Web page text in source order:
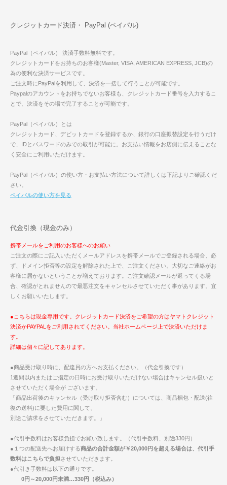
クレジットカード決済・ PayPal (ペイパル)
PayPal（ペイパル） 決済手数料無料です。
クレジットカードをお持ちのお客様(Master, VISA, AMERICAN EXPRESS, JCB)の
為の便利な決済サービスです。
ご注文時にPayPalを利用して、決済を一括して行うことが可能です。
Paypalのアカウントをお持ちでないお客様も、クレジットカード番号を入力するこ
とで、決済をその場で完了することが可能です。
PayPal（ペイパル）とは
クレジットカード、デビットカードを登録するか、銀行の口座振替設定を行うだけ
で、IDとパスワードのみでの取引が可能に。お支払い情報をお店側に伝えることな
く安全にご利用いただけます。
PayPal（ペイパル）の使い方・お支払い方法について詳しくは下記よりご確認くだ
さい。
ペイパルの使い方を見る
代金引換（現金のみ）
携帯メールをご利用のお客様へのお願い
ご注文の際にご記入いただくメールアドレスを携帯メールでご登録される場合、必
ず、ドメイン拒否等の設定を解除された上で、ご注文ください。大切なご連絡がお
客様に届かないということが増えております。ご注文確認メールが返ってくる場
合、確認がとれませんので最悪注文をキャンセルさせていただく事があります。宜
しくお願いいたします。
●こちらは現金専用です。クレジットカード決済をご希望の方はヤマトクレジット
決済かPAYPALをご利用されてください。当社ホームページ上で決済いただけま
す。
詳細は個々に記してあります。
●商品受け取り時に、配達員の方へお支払ください。（代金引換です）
1週間以内またはご指定の日時にお受け取りいただけない場合はキャンセル扱いと
させていただく場合が ございます。
「商品出荷後のキャンセル（受け取り拒否含む）については、商品梱包・配送(往
復の送料)に要した費用に関して、
別途ご請求をさせていただきます。」
●代引手数料はお客様負担でお願い致します。（代引手数料、別途330円）
●１つの配送先へお届けする商品の合計金額が￥20,000円を超える場合は、代引手
数料はこちらで負担させていただきます。
●代引き手数料は以下の通りです。
0円～20,000円未満…330円（税込み）